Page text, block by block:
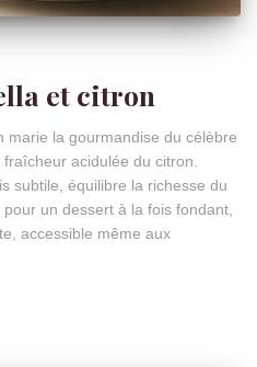
et citron
marie la gourmandise du célèbre
acidulée du citron.
subtile, équilibre la richesse du
un dessert à la fois fondant,
accessible même aux